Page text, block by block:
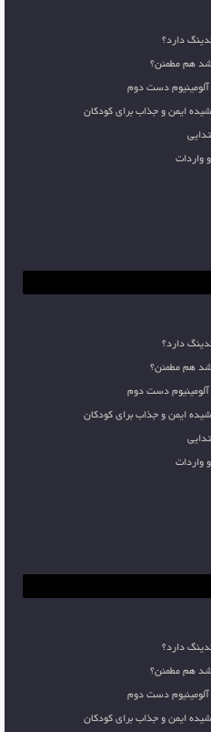
دارد؟
هم مطمئن؟
آلومینیوم دست دوم
ایمن و جذاب برای کودکان
واردات
دارد؟
هم مطمئن؟
آلومینیوم دست دوم
ایمن و جذاب برای کودکان
واردات
دارد؟
هم مطمئن؟
آلومینیوم دست دوم
ایمن و جذاب برای کودکان